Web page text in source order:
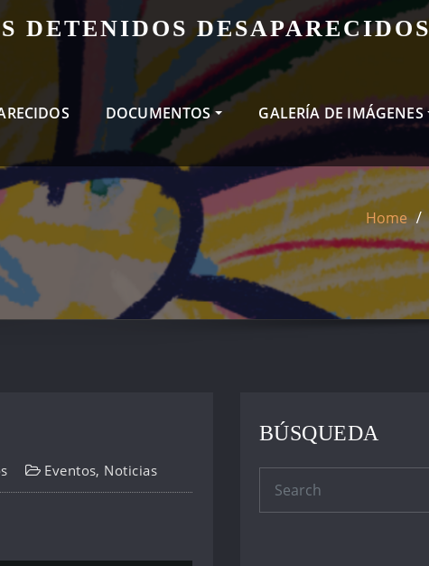
DETENIDOS DESAPARECIDOS
DOCUMENTOS GALERÍA DE IMÁGENES
Home
Eventos, Noticias
BÚSQUEDA